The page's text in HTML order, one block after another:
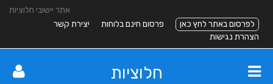
אתר יישובי חלוציות
לפרסום באתר לחץ כאן
פרסום חינם בלוחות
יצירת קשר
הצהרת נגישות
חלוציות